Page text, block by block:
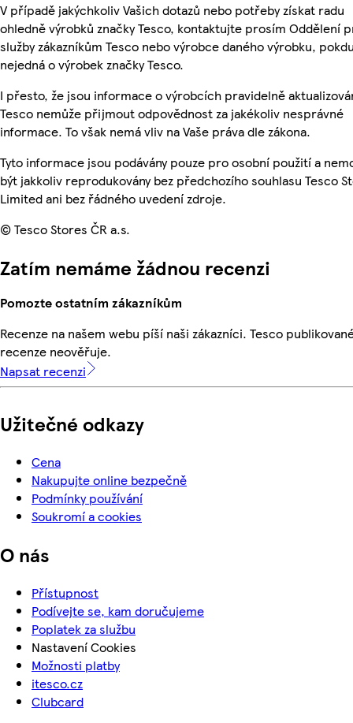
V případě jakýchkoliv Vašich dotazů nebo potřeby získat radu
ohledně výrobků značky Tesco, kontaktujte prosím Oddělení
služby zákazníkům Tesco nebo výrobce daného výrobku,
nejedná o výrobek značky Tesco.
I přesto, že jsou informace o výrobcích pravidelně
Tesco nemůže přijmout odpovědnost za jakékoliv nesprávné
informace. To však nemá vliv na Vaše práva dle zákona.
Tyto informace jsou podávány pouze pro osobní použití a
být jakkoliv reprodukovány bez předchozího souhlasu Tesco
Limited ani bez řádného uvedení zdroje.
© Tesco Stores ČR a.s.
Zatím nemáme žádnou recenzi
Pomozte ostatním zákazníkům
Recenze na našem webu píší naši zákazníci. Tesco
recenze neověřuje.
Napsat recenzi
Užitečné odkazy
Cena
Nakupujte online bezpečně
Podmínky používání
Soukromí a cookies
O nás
Přístupnost
Podívejte se, kam doručujeme
Poplatek za službu
Nastavení Cookies
Možnosti platby
itesco.cz
Clubcard